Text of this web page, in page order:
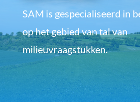
SAM is gespecialiseerd in
op het gebied van tal van
milieuvraagstukken.